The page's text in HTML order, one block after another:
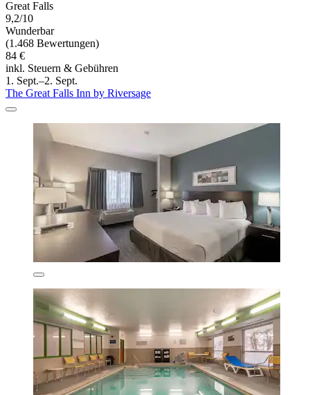
Great Falls
9,2/10
Wunderbar
(1.468 Bewertungen)
84 €
inkl. Steuern & Gebühren
1. Sept.–2. Sept.
The Great Falls Inn by Riversage